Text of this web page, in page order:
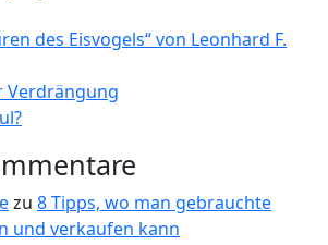
des Eisvogels“ von Leonhard F.
Verdrängung
zu 8 Tipps, wo man gebrauchte
und verkaufen kann